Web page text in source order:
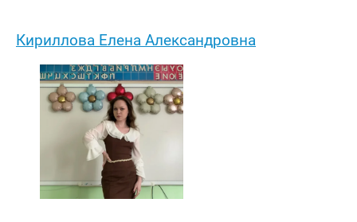
Кириллова Елена Александровна